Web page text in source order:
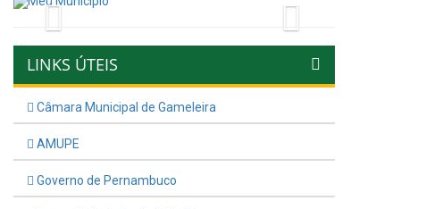
Previous
LINKS ÚTEIS
Câmara Municipal de Gameleira
AMUPE
Governo de Pernambuco